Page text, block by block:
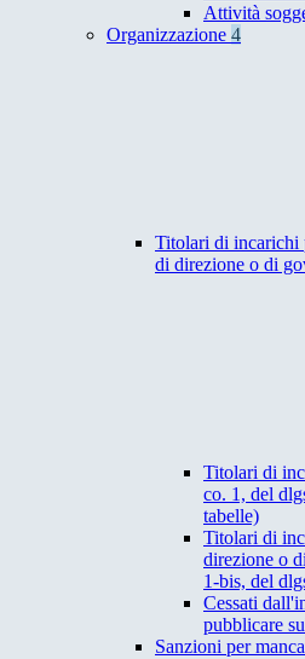
Attività
Organizzazione 4
Titolari di incarichi
di direzione o di
Titolari di
co. 1, del
tabelle)
Titolari di
direzione o
1-bis, del
Cessati
pubblicare
Sanzioni per